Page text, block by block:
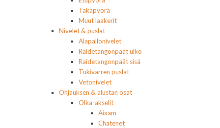
Takapyörä
Muut laakerit
Nivelet & puslat
Alapallonivelet
Raidetangonpäät ulko
Raidetangonpäät sisä
Tukivarren puslat
Vetonivelet
Ohjauksen & alustan osat
Olka-akselit
Aixam
Chatenet